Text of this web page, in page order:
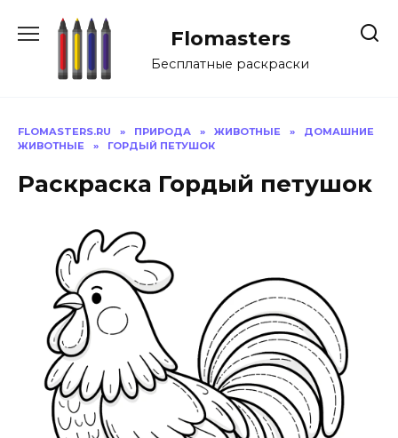
Flomasters
Бесплатные раскраски
FLOMASTERS.RU » ПРИРОДА » ЖИВОТНЫЕ »
ДОМАШНИЕ
ЖИВОТНЫЕ
» ГОРДЫЙ ПЕТУШОК
Раскраска Гордый петушок